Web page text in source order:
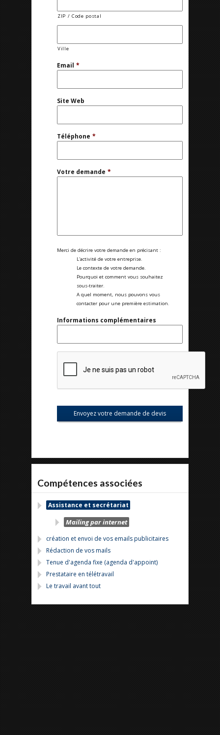
ZIP / Code postal
Ville
Email *
Site Web
Téléphone *
Votre demande *
Merci de décrire votre demande en précisant :
L'activité de votre entreprise.
Le contexte de votre demande.
Pourquoi et comment vous souhaitez
sous-traiter.
A quel moment, nous pouvons vous
contacter pour une première estimation.
Informations complémentaires
Compétences associées
Assistance et secrétariat
Mailing par internet
création et envoi de vos emails publicitaires
Rédaction de vos mails
Tenue d'agenda fixe (agenda d'appoint)
Prestataire en télétravail
Le travail avant tout